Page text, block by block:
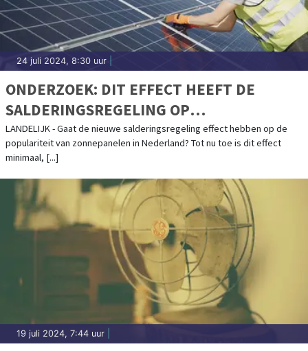
24 juli 2024, 8:30 uur
ONDERZOEK: DIT EFFECT HEEFT DE
SALDERINGSREGELING OP
ZONNEPANELEN-INSTALLATIE IN
NEDERLAND
LANDELIJK - Gaat de nieuwe salderingsregeling effect hebben op de
populariteit van zonnepanelen in Nederland? Tot nu toe is dit effect
minimaal, [...]
19 juli 2024, 7:44 uur